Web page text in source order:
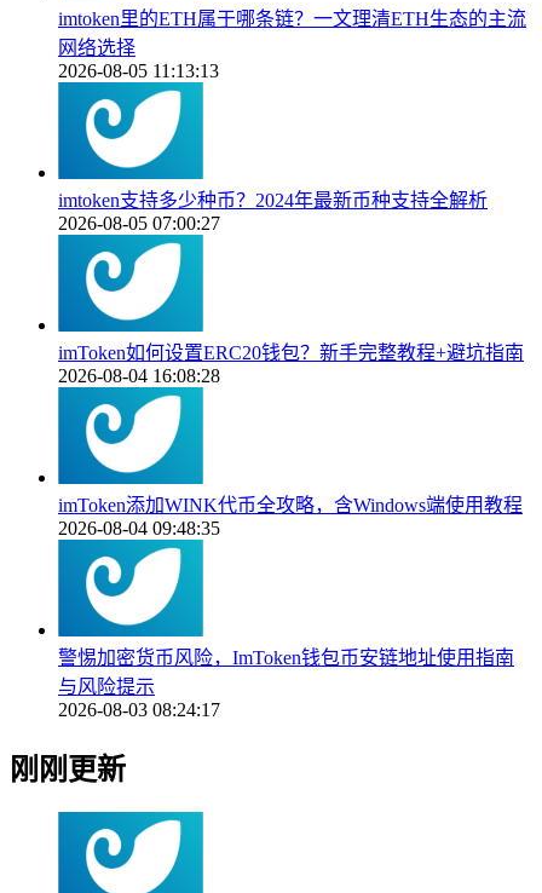
imtoken里的ETH属于哪条链？一文理清ETH生态的主流
网络选择
2026-08-05 11:13:13
imtoken支持多少种币？2024年最新币种支持全解析
2026-08-05 07:00:27
imToken如何设置ERC20钱包？新手完整教程+避坑指南
2026-08-04 16:08:28
imToken添加WINK代币全攻略，含Windows端使用教程
2026-08-04 09:48:35
警惕加密货币风险，ImToken钱包币安链地址使用指南
与风险提示
2026-08-03 08:24:17
刚刚更新